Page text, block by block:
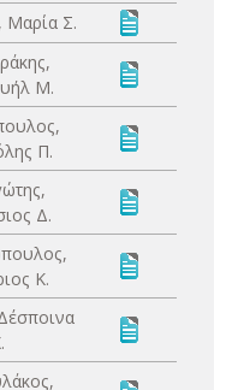
Μαρία Σ.
Μ.
Π.
Δ.
Κ.